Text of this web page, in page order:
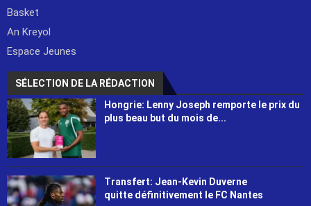
Basket
An Kreyol
Espace Jeunes
SÉLECTION DE LA RÉDACTION
Hongrie: Lenny Joseph remporte le prix du
plus beau but du mois de...
Transfert: Jean-Kevin Duverne
quitte définitivement le FC Nantes